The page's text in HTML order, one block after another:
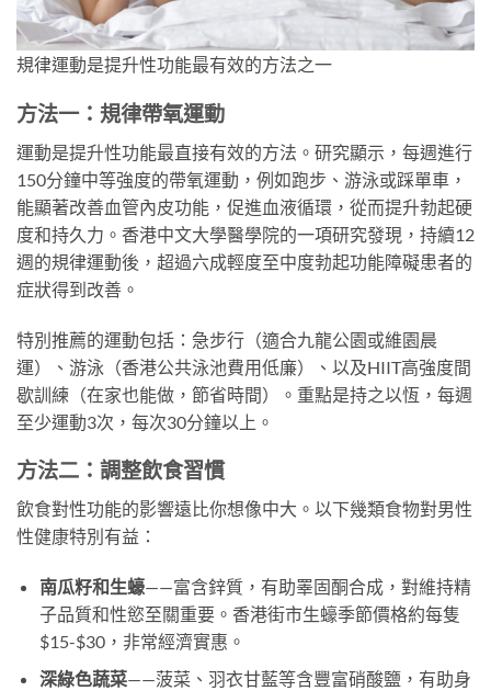
規律運動是提升性功能最有效的方法之一
方法一：規律帶氧運動
運動是提升性功能最直接有效的方法。研究顯示，每週進行
150分鐘中等強度的帶氧運動，例如跑步、游泳或踩單車，
能顯著改善血管內皮功能，促進血液循環，從而提升勃起硬
度和持久力。香港中文大學醫學院的一項研究發現，持續12
週的規律運動後，超過六成輕度至中度勃起功能障礙患者的
症狀得到改善。
特別推薦的運動包括：急步行（適合九龍公園或維園晨
運）、游泳（香港公共泳池費用低廉）、以及HIIT高強度間
歇訓練（在家也能做，節省時間）。重點是持之以恆，每週
至少運動3次，每次30分鐘以上。
方法二：調整飲食習慣
飲食對性功能的影響遠比你想像中大。以下幾類食物對男性
性健康特別有益：
南瓜籽和生蠔——富含鋅質，有助睪固酮合成，對維持精
子品質和性慾至關重要。香港街市生蠔季節價格約每隻
$15-$30，非常經濟實惠。
深綠色蔬菜——菠菜、羽衣甘藍等含豐富硝酸鹽，有助身